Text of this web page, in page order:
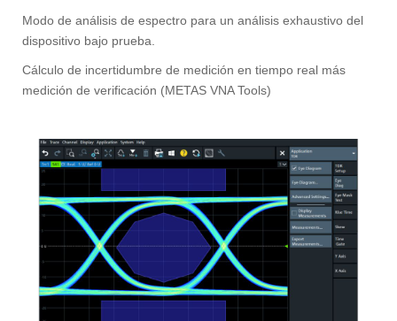
Modo de análisis de espectro para un análisis exhaustivo del
dispositivo bajo prueba.
Cálculo de incertidumbre de medición en tiempo real más
medición de verificación (METAS VNA Tools)